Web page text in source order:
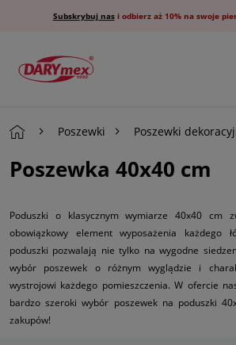
Subskrybuj nasi odbierz aż 10% na swoje
Poszewki Poszewki
Poszewka 40x40 cm
Poduszki o klasycznym wymiarze 40x40 cm
obowiązkowy element wyposażenia każdego
poduszki pozwalają nie tylko na wygodne
wybór poszewek o różnym wyglądzie i
wystrojowi każdego pomieszczenia. W ofercie
bardzo szeroki wybór poszewek na poduszki
zakupów!